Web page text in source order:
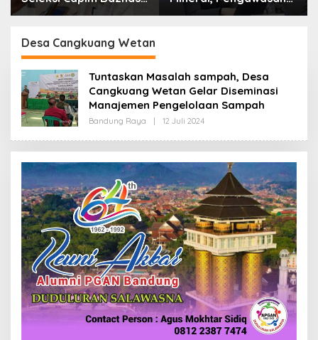
Kota Cimahi: Kita Ingin
Berintegritas
Resmi Dimulai Awal
Desa Cangkuang Wetan
Tuntaskan Masalah sampah, Desa
Cangkuang Wetan Gelar Diseminasi
Manajemen Pengelolaan Sampah
Bandung Raya 12 Juli 2024
E
H
R
D
A
K
I